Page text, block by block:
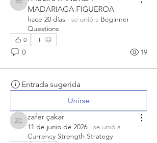
PAULINA ANDREA MADARIAGA FIGUEROA
MADARIAGA FIGUEROA
hace 20 días · se unió a Beginner
Questions
0
0 19
Entrada sugerida
Unirse
zafer çakar
zafer çakar
11 de junio de 2026 · se unió a
Currency Strength Strategy